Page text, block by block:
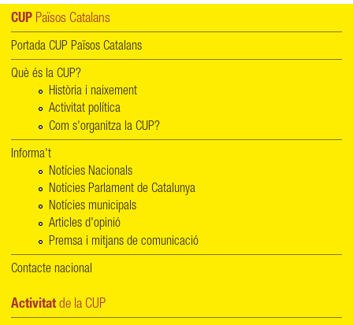
CUP Països Catalans
Portada CUP Països Catalans
Què és la CUP?
Història i naixement
Activitat política
Com s'organitza la CUP?
Informa't
Notícies Nacionals
Notícies Parlament de Catalunya
Notícies municipals
Articles d'opinió
Premsa i mitjans de comunicació
Contacte nacional
Activitat de la CUP